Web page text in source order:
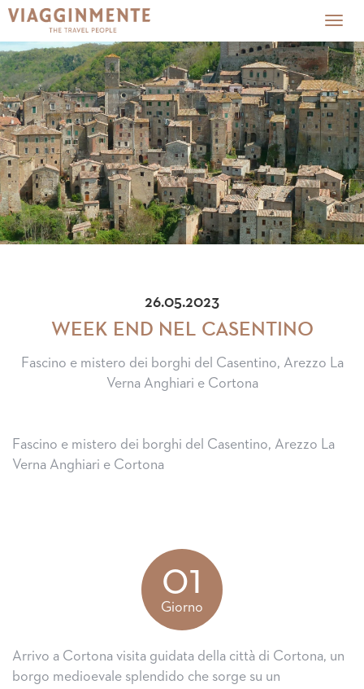
26.05.2023
WEEK END NEL CASENTINO
Fascino e mistero dei borghi del Casentino, Arezzo La
Verna Anghiari e Cortona
Fascino e mistero dei borghi del Casentino, Arezzo La
Verna Anghiari e Cortona
01
Giorno
Arrivo a Cortona visita guidata della città di Cortona, un
borgo medioevale splendido che sorge su un